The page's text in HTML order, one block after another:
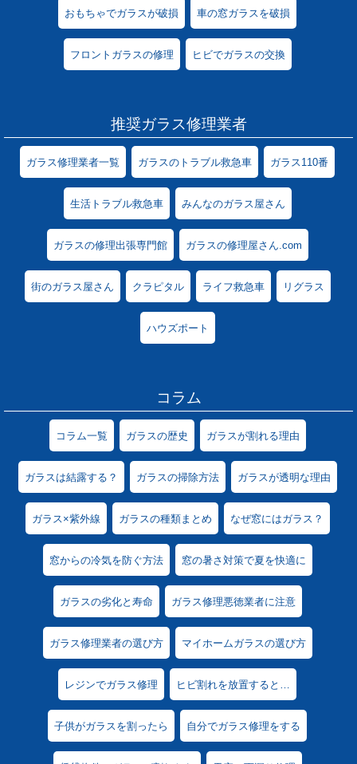
おもちゃでガラスが破損 車の窓ガラスを破損
フロントガラスの修理 ヒビでガラスの交換
推奨ガラス修理業者
ガラス修理業者一覧 ガラスのトラブル救急車 ガラス110番
生活トラブル救急車 みんなのガラス屋さん
ガラスの修理出張専門館 ガラスの修理屋さん.com
街のガラス屋さん クラピタル ライフ救急車 リグラス
ハウズポート
コラム
コラム一覧 ガラスの歴史 ガラスが割れる理由
ガラスは結露する？ ガラスの掃除方法 ガラスが透明な理由
ガラス×紫外線 ガラスの種類まとめ なぜ窓にはガラス？
窓からの冷気を防ぐ方法 窓の暑さ対策で夏を快適に
ガラスの劣化と寿命 ガラス修理悪徳業者に注意
ガラス修理業者の選び方 マイホームガラスの選び方
レジンでガラス修理 ヒビ割れを放置すると…
子供がガラスを割ったら 自分でガラス修理をする